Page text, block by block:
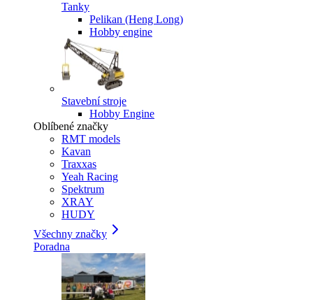
Tanky
Pelikan (Heng Long)
Hobby engine
Stavební stroje
Hobby Engine
Oblíbené značky
RMT models
Kavan
Traxxas
Yeah Racing
Spektrum
XRAY
HUDY
Všechny značky
Poradna